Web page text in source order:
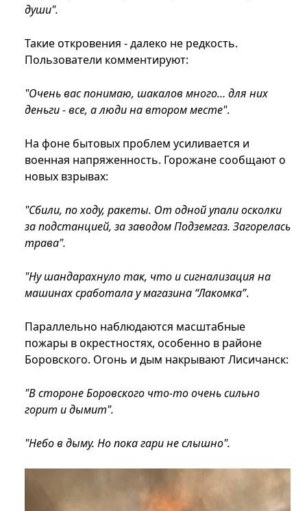
души".
Такие откровения - далеко не редкость.
Пользователи комментируют:
"Очень вас понимаю, шакалов много… для них
деньги - все, а люди на втором месте".
На фоне бытовых проблем усиливается и
военная напряженность. Горожане сообщают о
новых взрывах:
"Сбили, по ходу, ракеты. От одной упали осколки
за подстанцией, за заводом Подземгаз. Загорелась
трава".
"Ну шандарахнуло так, что и сигнализация на
машинах сработала у магазина “Лакомка”.
Параллельно наблюдаются масштабные
пожары в окрестностях, особенно в районе
Боровского. Огонь и дым накрывают Лисичанск:
"В стороне Боровского что-то очень сильно
горит и дымит".
"Небо в дыму. Но пока гари не слышно".